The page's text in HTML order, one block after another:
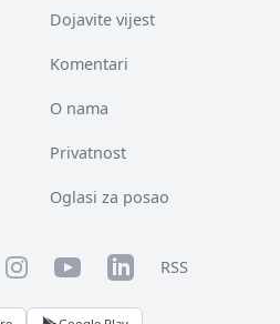
Dojavite vijest
Komentari
O nama
Privatnost
Oglasi za posao
InstagramYouTubeLinkedInRSS